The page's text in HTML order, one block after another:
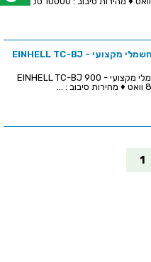
מחבר ביסקווטים חשמלי מקצועי - EINHELL TC-BJ
1